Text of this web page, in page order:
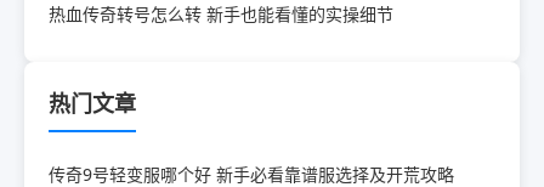
热血传奇转号怎么转 新手也能看懂的实操细节
热门文章
传奇9号轻变服哪个好 新手必看靠谱服选择及开荒攻略